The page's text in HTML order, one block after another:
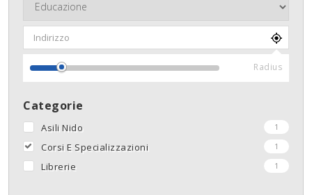
Radius
Categorie
Asili Nido 1
Corsi E Specializzazioni 1
Librerie 1